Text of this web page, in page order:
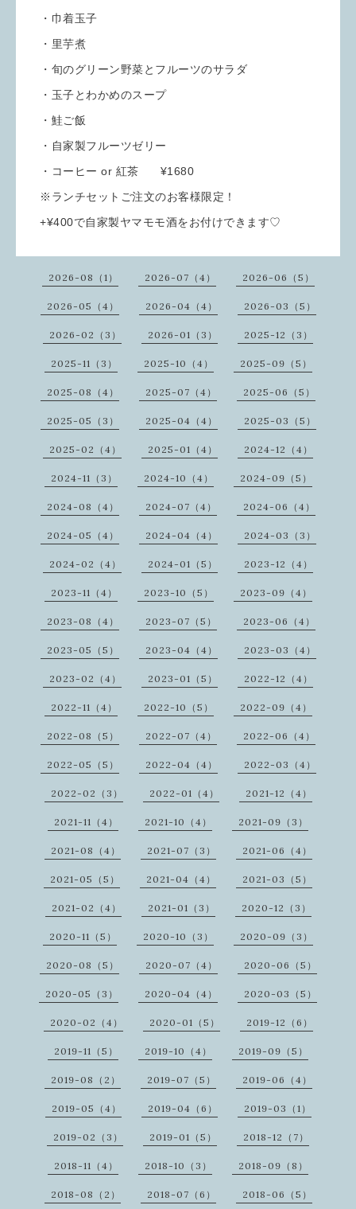
・巾着玉子
・里芋煮
・旬のグリーン野菜とフルーツのサラダ
・玉子とわかめのスープ
・鮭ご飯
・自家製フルーツゼリー
・コーヒー or 紅茶 ¥1680
※ランチセットご注文のお客様限定！
+¥400で自家製ヤマモモ酒をお付けできます♡
2026-08（1） 2026-07（4） 2026-06（5）
2026-05（4） 2026-04（4） 2026-03（5）
2026-02（3） 2026-01（3） 2025-12（3）
2025-11（3） 2025-10（4） 2025-09（5）
2025-08（4） 2025-07（4） 2025-06（5）
2025-05（3） 2025-04（4） 2025-03（5）
2025-02（4） 2025-01（4） 2024-12（4）
2024-11（3） 2024-10（4） 2024-09（5）
2024-08（4） 2024-07（4） 2024-06（4）
2024-05（4） 2024-04（4） 2024-03（3）
2024-02（4） 2024-01（5） 2023-12（4）
2023-11（4） 2023-10（5） 2023-09（4）
2023-08（4） 2023-07（5） 2023-06（4）
2023-05（5） 2023-04（4） 2023-03（4）
2023-02（4） 2023-01（5） 2022-12（4）
2022-11（4） 2022-10（5） 2022-09（4）
2022-08（5） 2022-07（4） 2022-06（4）
2022-05（5） 2022-04（4） 2022-03（4）
2022-02（3） 2022-01（4） 2021-12（4）
2021-11（4） 2021-10（4） 2021-09（3）
2021-08（4） 2021-07（3） 2021-06（4）
2021-05（5） 2021-04（4） 2021-03（5）
2021-02（4） 2021-01（3） 2020-12（3）
2020-11（5） 2020-10（3） 2020-09（3）
2020-08（5） 2020-07（4） 2020-06（5）
2020-05（3） 2020-04（4） 2020-03（5）
2020-02（4） 2020-01（5） 2019-12（6）
2019-11（5） 2019-10（4） 2019-09（5）
2019-08（2） 2019-07（5） 2019-06（4）
2019-05（4） 2019-04（6） 2019-03（1）
2019-02（3） 2019-01（5） 2018-12（7）
2018-11（4） 2018-10（3） 2018-09（8）
2018-08（2） 2018-07（6） 2018-06（5）